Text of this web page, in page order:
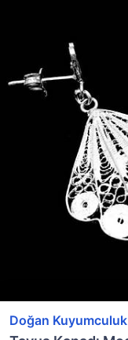
Doğan Kuyumculuk